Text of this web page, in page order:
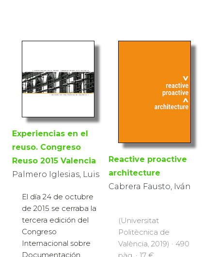
Experiencias en el
reuso. Congreso
Reuso 2015 Valencia
Palmero Iglesias, Luis
El día 24 de octubre
de 2015 se cerraba la
tercera edición del
Congreso
Internacional sobre
Documentación,
Reactive proactive
architecture
Cabrera Fausto, Iván
(Universitat
Politècnica de
València, 2019) · 490